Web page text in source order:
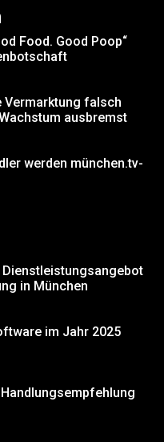
Food. Good Poop“
Vermarktung falsch
ausbremst
werden münchen.tv-
Dienstleistungsangebot
in München
im Jahr 2025